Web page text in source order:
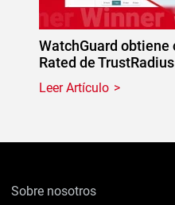
WatchGuard obtiene
Rated de
Leer Artículo
Sobre nosotros